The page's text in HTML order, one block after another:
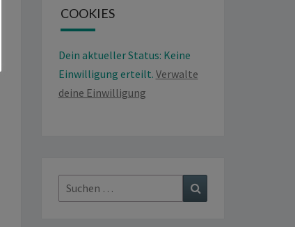
COOKIES
Dein aktueller Status: Keine
Einwilligung erteilt. Verwalte
deine Einwilligung
Suchen
nach: